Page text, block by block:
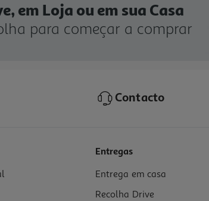
em Loja ou em sua Casa
para começar a comprar
Contacto
Entregas
Entrega em casa
Recolha Drive